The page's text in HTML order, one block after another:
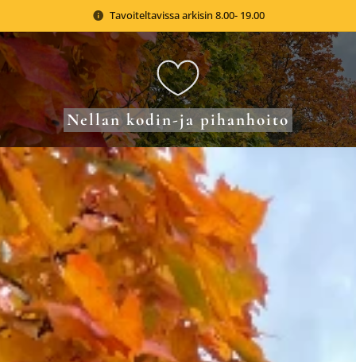
Tavoiteltavissa arkisin 8.00- 19.00
Nellan kodin-ja pihanhoito